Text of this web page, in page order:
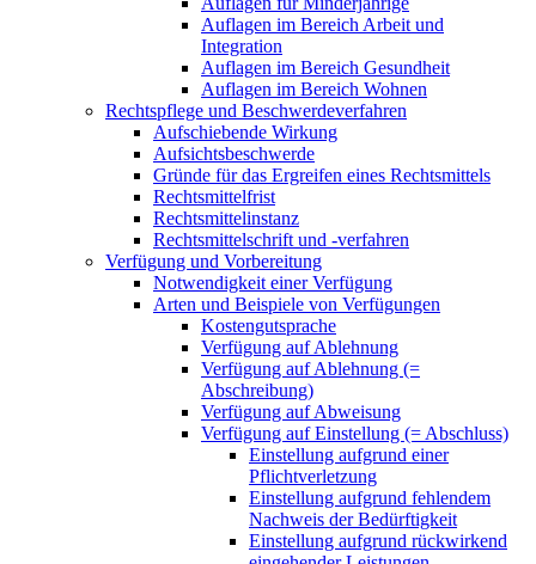
Auflagen im Bereich Arbeit und
Integration
Auflagen im Bereich Gesundheit
Auflagen im Bereich Wohnen
Rechtspflege und Beschwerdeverfahren
Aufschiebende Wirkung
Aufsichtsbeschwerde
Gründe für das Ergreifen eines Rechtsmittels
Rechtsmittelfrist
Rechtsmittelinstanz
Rechtsmittelschrift und -verfahren
Verfügung und Vorbereitung
Notwendigkeit einer Verfügung
Arten und Beispiele von Verfügungen
Kostengutsprache
Verfügung auf Ablehnung
Verfügung auf Ablehnung (=
Abschreibung)
Verfügung auf Abweisung
Verfügung auf Einstellung (= Abschluss)
Einstellung aufgrund einer
Pflichtverletzung
Einstellung aufgrund fehlendem
Nachweis der Bedürftigkeit
Einstellung aufgrund rückwirkend